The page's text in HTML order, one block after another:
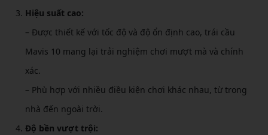
Hiệu suất cao:
– Được thiết kế với tốc độ và độ ổn định cao, trái cầu
Mavis 10 mang lại trải nghiệm chơi mượt mà và chính
xác.
– Phù hợp với nhiều điều kiện chơi khác nhau, từ trong
nhà đến ngoài trời.
Độ bền vượt trội: